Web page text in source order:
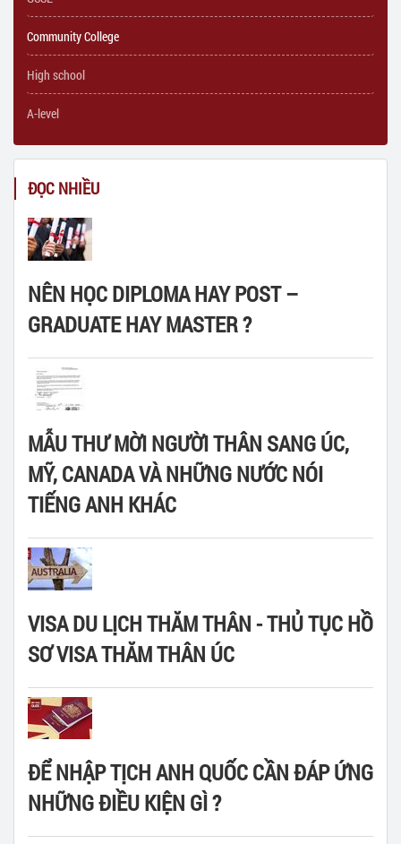
Community College
High school
A-level
ĐỌC NHIỀU
NÊN HỌC DIPLOMA HAY POST –
GRADUATE HAY MASTER ?
MẪU THƯ MỜI NGƯỜI THÂN SANG ÚC,
MỸ, CANADA VÀ NHỮNG NƯỚC NÓI
TIẾNG ANH KHÁC
VISA DU LỊCH THĂM THÂN - THỦ TỤC HỒ
SƠ VISA THĂM THÂN ÚC
ĐỂ NHẬP TỊCH ANH QUỐC CẦN ĐÁP ỨNG
NHỮNG ĐIỀU KIỆN GÌ ?